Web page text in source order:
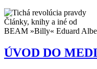
Články, knihy a iné od
BEAM »Billy« Eduard
ÚVOD DO